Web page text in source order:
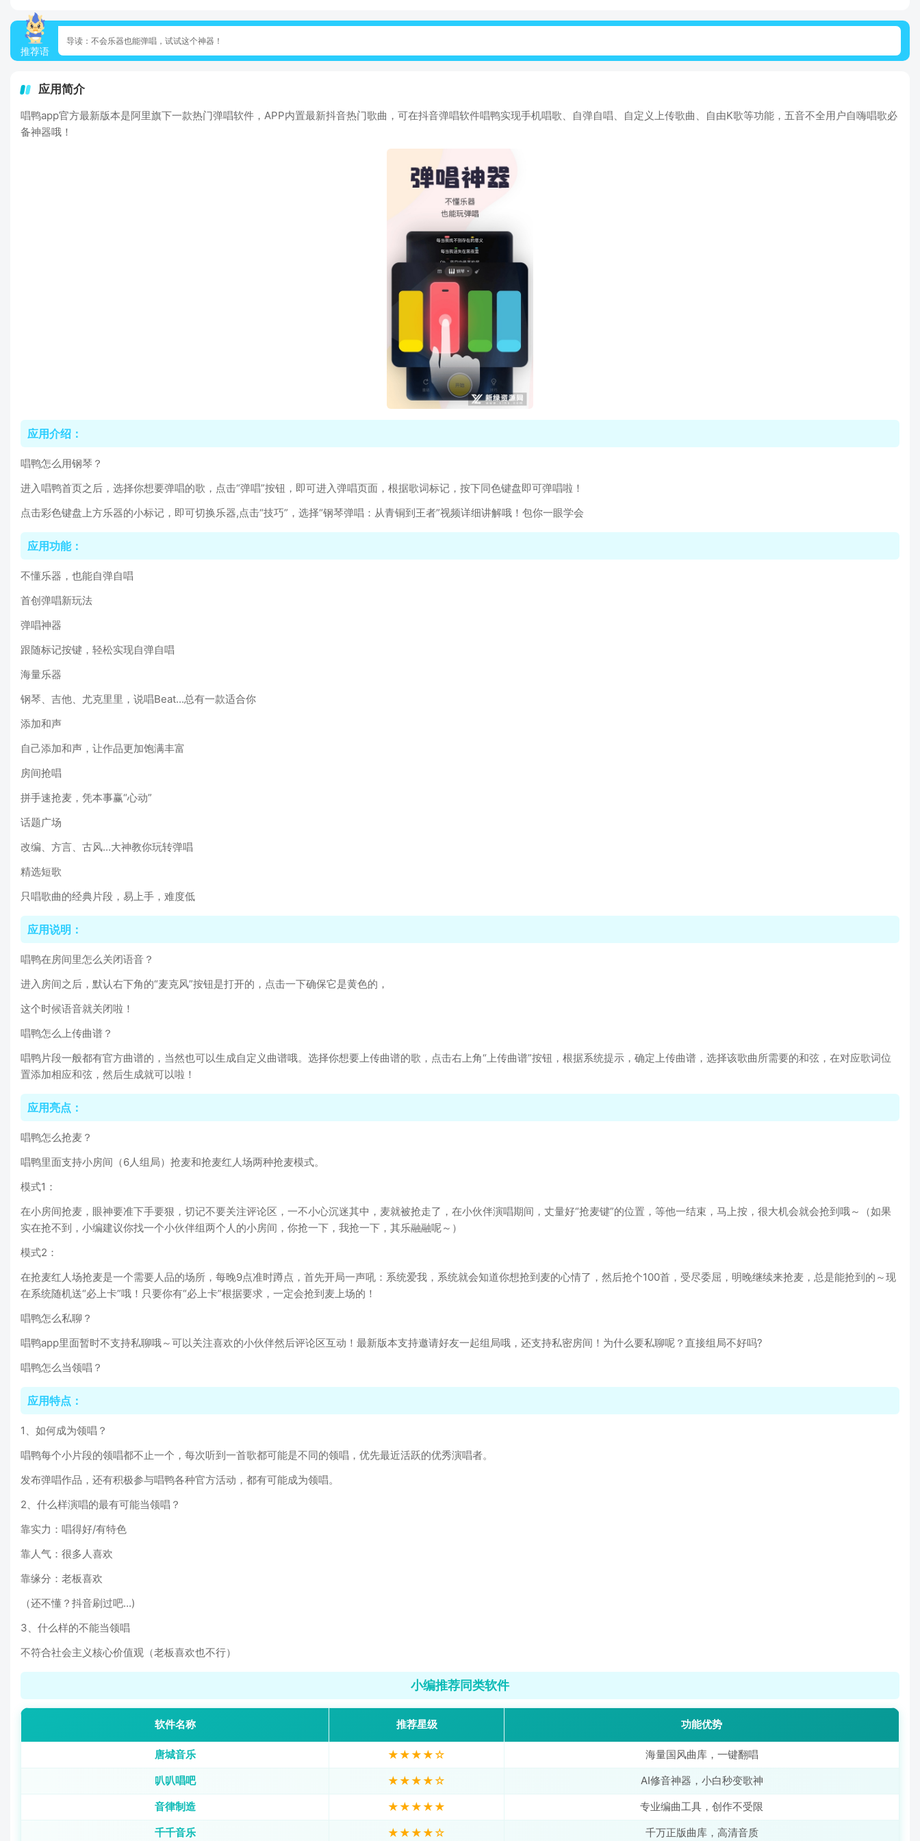
推荐语
导读：不会乐器也能弹唱，试试这个神器！
应用简介
唱鸭app官方最新版本是阿里旗下一款热门弹唱软件，APP内置最新抖音热门歌曲，可在抖音弹唱软件唱鸭实现手机唱歌、自弹自唱、自定义上传歌曲、自由K歌等功能，五音不全用户自嗨唱歌必
备神器哦！
应用介绍：
唱鸭怎么用钢琴？
进入唱鸭首页之后，选择你想要弹唱的歌，点击“弹唱”按钮，即可进入弹唱页面，根据歌词标记，按下同色键盘即可弹唱啦！
点击彩色键盘上方乐器的小标记，即可切换乐器,点击“技巧”，选择“钢琴弹唱：从青铜到王者”视频详细讲解哦！包你一眼学会
应用功能：
不懂乐器，也能自弹自唱
首创弹唱新玩法
弹唱神器
跟随标记按键，轻松实现自弹自唱
海量乐器
钢琴、吉他、尤克里里，说唱Beat...总有一款适合你
添加和声
自己添加和声，让作品更加饱满丰富
房间抢唱
拼手速抢麦，凭本事赢“心动”
话题广场
改编、方言、古风...大神教你玩转弹唱
精选短歌
只唱歌曲的经典片段，易上手，难度低
应用说明：
唱鸭在房间里怎么关闭语音？
进入房间之后，默认右下角的“麦克风”按钮是打开的，点击一下确保它是黄色的，
这个时候语音就关闭啦！
唱鸭怎么上传曲谱？
唱鸭片段一般都有官方曲谱的，当然也可以生成自定义曲谱哦。选择你想要上传曲谱的歌，点击右上角“上传曲谱”按钮，根据系统提示，确定上传曲谱，选择该歌曲所需要的和弦，在对应歌词位
置添加相应和弦，然后生成就可以啦！
应用亮点：
唱鸭怎么抢麦？
唱鸭里面支持小房间（6人组局）抢麦和抢麦红人场两种抢麦模式。
模式1：
在小房间抢麦，眼神要准下手要狠，切记不要关注评论区，一不小心沉迷其中，麦就被抢走了，在小伙伴演唱期间，丈量好“抢麦键”的位置，等他一结束，马上按，很大机会就会抢到哦～（如果
实在抢不到，小编建议你找一个小伙伴组两个人的小房间，你抢一下，我抢一下，其乐融融呢～）
模式2：
在抢麦红人场抢麦是一个需要人品的场所，每晚9点准时蹲点，首先开局一声吼：系统爱我，系统就会知道你想抢到麦的心情了，然后抢个100首，受尽委屈，明晚继续来抢麦，总是能抢到的～现
在系统随机送“必上卡”哦！只要你有“必上卡”根据要求，一定会抢到麦上场的！
唱鸭怎么私聊？
唱鸭app里面暂时不支持私聊哦～可以关注喜欢的小伙伴然后评论区互动！最新版本支持邀请好友一起组局哦，还支持私密房间！为什么要私聊呢？直接组局不好吗?
唱鸭怎么当领唱？
应用特点：
1、如何成为领唱？
唱鸭每个小片段的领唱都不止一个，每次听到一首歌都可能是不同的领唱，优先最近活跃的优秀演唱者。
发布弹唱作品，还有积极参与唱鸭各种官方活动，都有可能成为领唱。
2、什么样演唱的最有可能当领唱？
靠实力：唱得好/有特色
靠人气：很多人喜欢
靠缘分：老板喜欢
（还不懂？抖音刷过吧...)
3、什么样的不能当领唱
不符合社会主义核心价值观（老板喜欢也不行）
小编推荐同类软件
软件名称 推荐星级 功能优势
唐城音乐 ★★★★☆
海量国风曲库，一键翻唱
叭叭唱吧
★★★★☆
AI修音神器，小白秒变歌神
音律制造
★★★★★
专业编曲工具，创作不受限
千千音乐
★★★★☆ 千万正版曲库，高清音质